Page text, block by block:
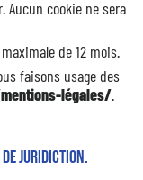
Aucun cookie ne sera
de 12 mois.
faisons usage des
légales/.
juridiction.